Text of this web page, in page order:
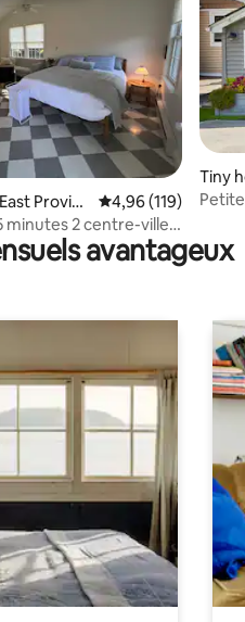
de 166 commentaires : 4,83 sur
Provid
Évaluation
4,96 (119)
minutes 2 centre-ville
Tiny
avantageux